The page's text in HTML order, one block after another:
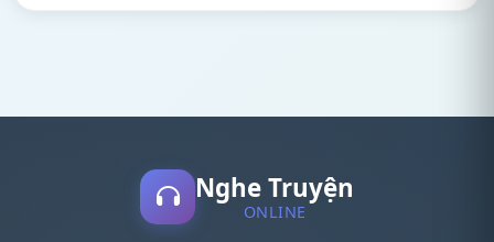
Nghe Truyện
ONLINE